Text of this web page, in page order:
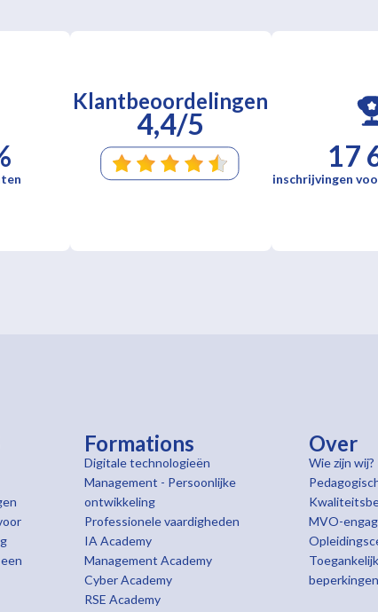
Klantbeoordelingen
4,4/5
17
inschrijvingen
een
Formations
Digitale technologieën
Management - Persoonlijke
ontwikkeling
Professionele vaardigheden
IA Academy
Management Academy
Cyber Academy
RSE Academy
Over
Wie zijn wij?
MVO-
beperkingen